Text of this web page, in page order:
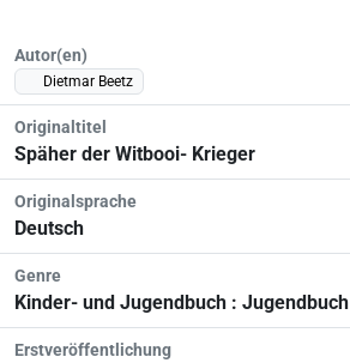
Autor(en)
Dietmar Beetz
Originaltitel
Späher der Witbooi- Krieger
Originalsprache
Deutsch
Genre
Kinder- und Jugendbuch : Jugendbuch
Erstveröffentlichung